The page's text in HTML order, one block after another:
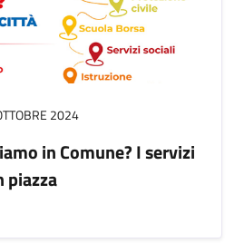
2024
in Comune? I servizi
piazza